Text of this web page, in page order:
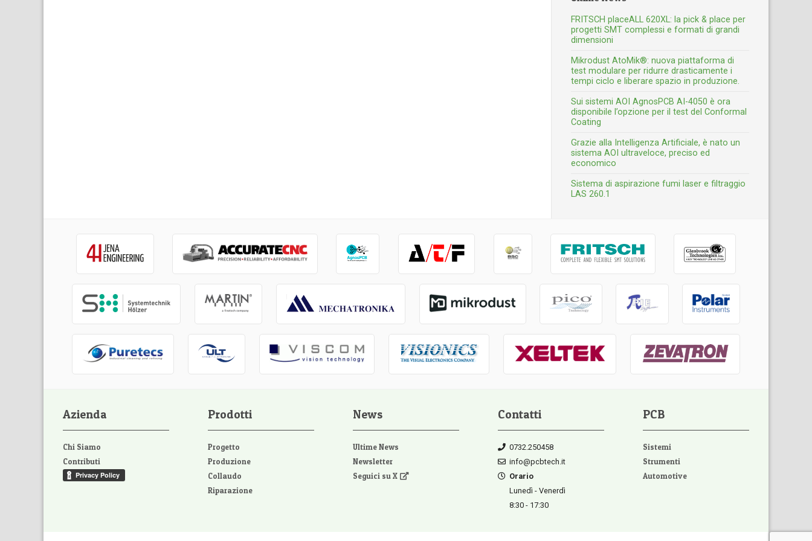
FRITSCH placeALL 620XL: la pick & place per
progetti SMT complessi e formati di grandi
dimensioni
Mikrodust AtoMik®: nuova piattaforma di
test modulare per ridurre drasticamente i
tempi ciclo e liberare spazio in produzione.
Sui sistemi AOI AgnosPCB AI-4050 è ora
disponibile l’opzione per il test del Conformal
Coating
Grazie alla Intelligenza Artificiale, è nato un
sistema AOI ultraveloce, preciso ed
economico
Sistema di aspirazione fumi laser e filtraggio
LAS 260.1
Azienda
Chi Siamo
Contributi
Prodotti
Progetto
Produzione
Collaudo
Riparazione
News
Ultime News
Newsletter
Seguici su X
Contatti
0732.250458
info@pcbtech.it
Orario
Lunedì - Venerdì
8:30 - 17:30
PCB
Sistemi
Strumenti
Automotive